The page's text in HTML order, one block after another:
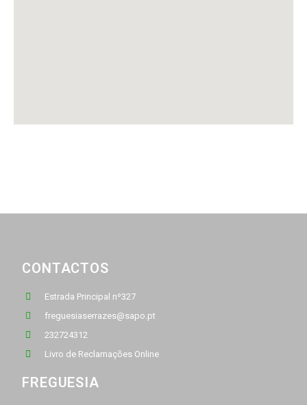
CONTACTOS
Estrada Principal nº327
freguesiaserrazes@sapo.pt
232724312
Livro de Reclamações Online
FREGUESIA